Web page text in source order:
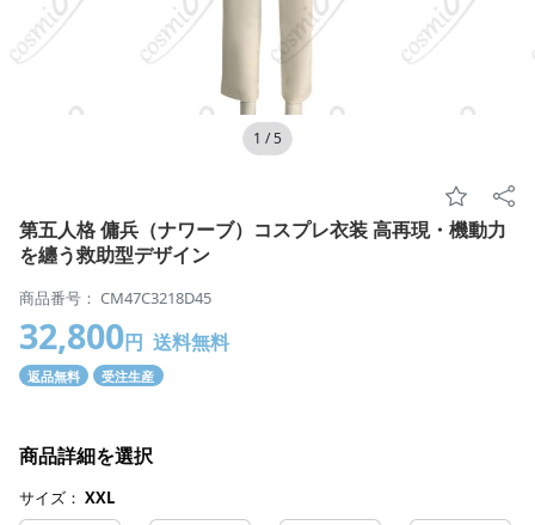
1 /5
第五人格 傭兵（ナワーブ）コスプレ衣装 高再現・機動力
を纏う救助型デザイン
商品番号： CM47C3218D45
32,800円 送料無料
返品無料 受注生産
商品詳細を選択
サイズ： XXL